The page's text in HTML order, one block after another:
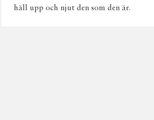
häll upp och njut den som den är.